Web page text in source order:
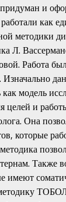
и
как
методики
Л.
Работа
модель
целей и
Она
которые
Также
имеют